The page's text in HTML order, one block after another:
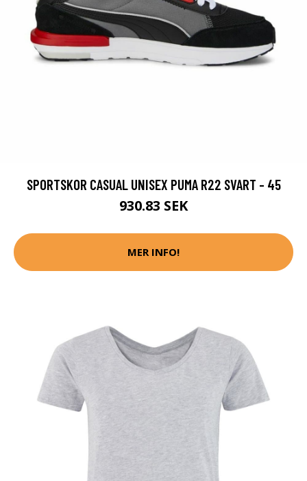
SPORTSKOR CASUAL UNISEX PUMA R22 SVART - 45
930.83 SEK
MER INFO!